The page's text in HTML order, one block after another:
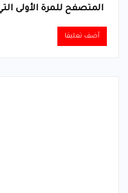
المتصفح للمرة الأولى